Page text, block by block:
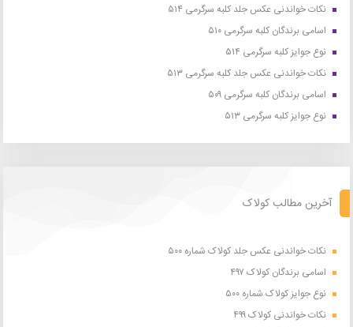
نکات خواندنی عکس جلد کلبه سرگرمی ۵۱۴
اسامی برندگان کلبه سرگرمی ۵۱۰
نوع جوایز کلبه سرگرمی ۵۱۴
نکات خواندنی عکس جلد کلبه سرگرمی ۵۱۳
اسامی برندگان کلبه سرگرمی ۵۰۹
نوع جوایز کلبه سرگرمی ۵۱۳
آخرین مطالب کولاک
نکات خواندنی عکس جلد کولاک شماره ۵۰۰
اسامی برندگان کولاک ۴۹۷
نوع جوایز کولاک شماره ۵۰۰
نکات خواندنی کولاک ۴۹۹